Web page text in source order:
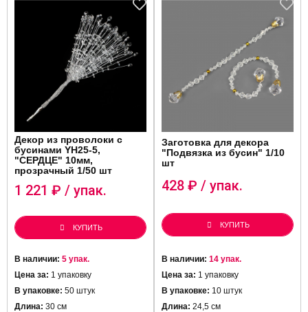
Декор из проволоки с
бусинами YH25-5,
"СЕРДЦЕ" 10мм,
прозрачный 1/50 шт
1 221 ₽ / упак.
КУПИТЬ
В наличии: 5 упак.
Цена за: 1 упаковку
В упаковке: 50 штук
Длина: 30 см
Заготовка для декора
"Подвязка из бусин" 1/10
шт
428 ₽ / упак.
КУПИТЬ
В наличии: 14 упак.
Цена за: 1 упаковку
В упаковке: 10 штук
Длина: 24,5 см